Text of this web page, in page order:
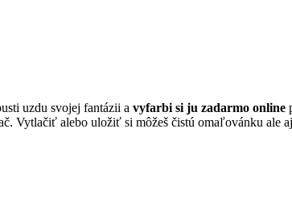
uzdu svojej fantázii a vyfarbi si ju zadarmo online
Vytlačiť alebo uložiť si môžeš čistú omaľovánku ale